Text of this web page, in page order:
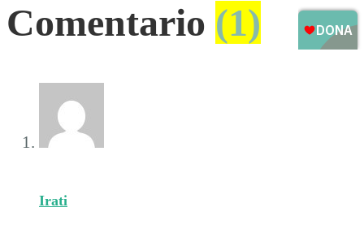
Comentario (1)
Irati